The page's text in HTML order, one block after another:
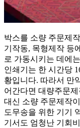
박스를 소량 주문제
기작동, 목형제작 등
로 가동시키는 데에
인쇄기는 한 시간당
황입니다. 따라서 만
어간다면 대량주문
대신 소량 주문제작
도무송을 위한 기기
기서도 엄청난 기회